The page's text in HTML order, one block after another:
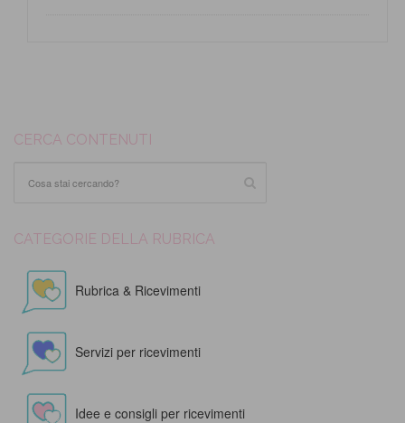
CERCA CONTENUTI
CATEGORIE DELLA RUBRICA
Rubrica & Ricevimenti
Servizi per ricevimenti
Idee e consigli per ricevimenti